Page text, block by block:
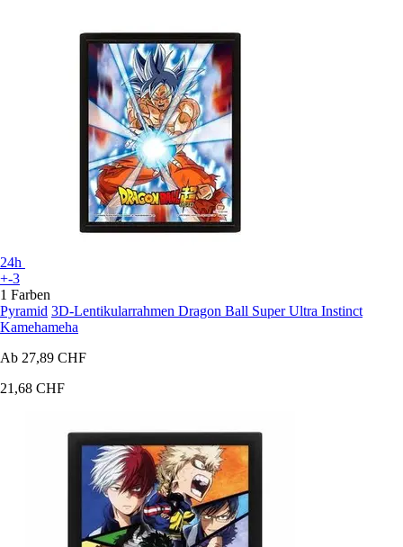
24h
+-3
1 Farben
Pyramid 3D-Lentikularrahmen Dragon Ball Super Ultra Instinct
Kamehameha
Ab 27,89 CHF
21,68 CHF